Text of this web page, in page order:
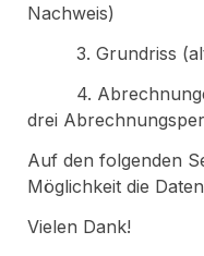
Nachweis)
3.
drei
Auf den folgenden
Möglichkeit die
Vielen Dank!